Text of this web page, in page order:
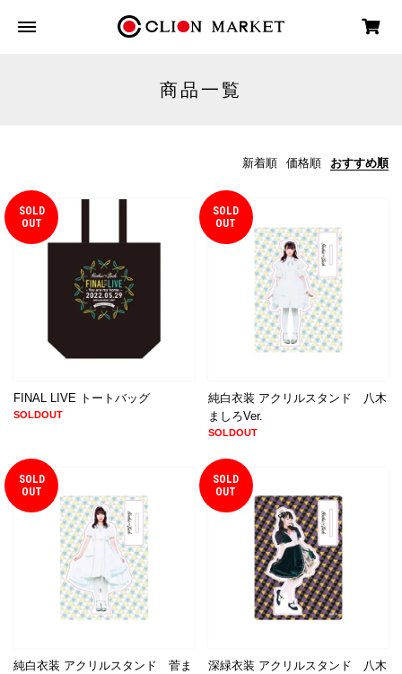
商品一覧
新着順 価格順 おすすめ順
SOLD
OUT
FINAL LIVE トートバッグ
SOLDOUT
SOLD
OUT
純白衣装 アクリルスタンド 八木
ましろVer.
SOLDOUT
SOLD
OUT
純白衣装 アクリルスタンド 菅ま
SOLD
OUT
深緑衣装 アクリルスタンド 八木